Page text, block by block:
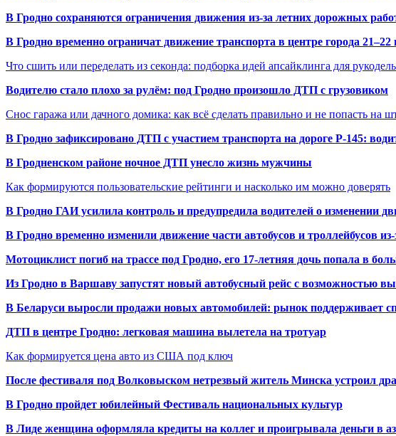
В Гродно сохраняются ограничения движения из-за летних дорожных
В Гродно временно ограничат движение транспорта в центре города
Что сшить или переделать из секонда: подборка идей апсайклинга для
Водителю стало плохо за рулём: под Гродно произошло ДТП с грузовиком
Снос гаража или дачного домика: как всё сделать правильно и не попасть на
В Гродно зафиксировано ДТП с участием транспорта на дороге Р-145:
В Гродненском районе ночное ДТП унесло жизнь мужчины
Как формируются пользовательские рейтинги и насколько им можно доверять
В Гродно ГАИ усилила контроль и предупредила водителей о изменении
В Гродно временно изменили движение части автобусов и троллейбусов
Мотоциклист погиб на трассе под Гродно, его 17-летняя дочь попала в
Из Гродно в Варшаву запустят новый автобусный рейс с возможностью
В Беларуси выросли продажи новых автомобилей: рынок поддерживает
ДТП в центре Гродно: легковая машина вылетела на тротуар
Как формируется цена авто из США под ключ
После фестиваля под Волковыском нетрезвый житель Минска устроил
В Гродно пройдет юбилейный Фестиваль национальных культур
В Лиде женщина оформляла кредиты на коллег и проигрывала деньги в